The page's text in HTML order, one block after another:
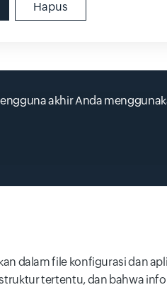
Hapus
akhir Anda
dalam file konfigurasi dan
tertentu, dan bahwa